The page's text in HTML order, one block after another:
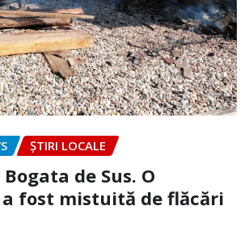
ȘTIRI LOCALE
de Sus. O
a fost mistuită de flăcări